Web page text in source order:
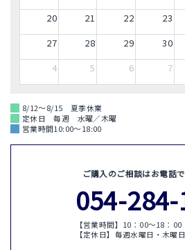
20
21 22 23
27
28 29 30
4
5 6 7
8/12～8/15 夏季休業
定休日 毎週 水曜／木曜
営業時間10:00～18:00
ご購入のご相談はお電話
054-
【営業時間】10：00〜18：00
【定休日】毎週水曜日・木曜日